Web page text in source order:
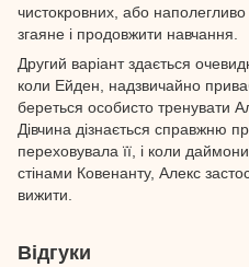
чистокровних, або
згаяне і продовжити навчання.
Другий варіант здається
коли Ейден, надзвичайно
береться особисто тренувати
Дів­чина дізнається справжню
переховувала її, і коли
стінами Ковенанту, Алекс
вижити.
Відгуки